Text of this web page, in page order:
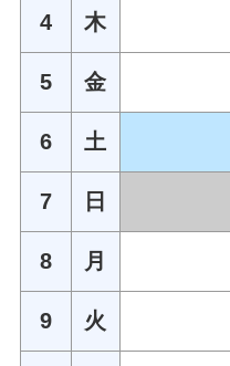
4 木
5 金
6 土
7 日
8 月
9 火